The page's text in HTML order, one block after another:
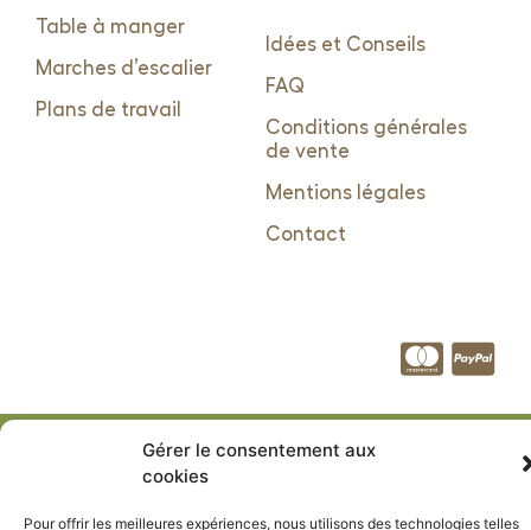
Gérer le consentement aux
cookies
Pour offrir les meilleures expériences, nous utilisons des technologies telles
Table à manger
Marches d’escalier
Plans de travail
Idées et Conseils
FAQ
Conditions générales
de vente
Mentions légales
Contact
Site réalisé par Lézards Création